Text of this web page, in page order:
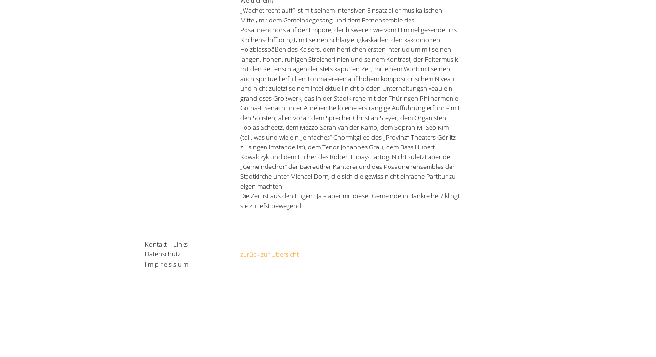
„Wachet recht auff“ ist mit seinem intensiven Einsatz aller musikalischen
Mittel, mit dem Gemeindegesang und dem Fernensemble des
Posaunenchors auf der Empore, der bisweilen wie vom Himmel gesendet ins
Kirchenschiff dringt, mit seinen Schlagzeugkaskaden, den kakophonen
Holzblasspäßen des Kaisers, dem herrlichen ersten Interludium mit seinen
langen, hohen, ruhigen Streicherlinien und seinem Kontrast, der Foltermusik
mit den Kettenschlägen der stets kaputten Zeit, mit einem Wort: mit seinen
auch spirituell erfüllten Tonmalereien auf hohem kompositorischem Niveau
und nicht zuletzt seinem intellektuell nicht blöden Unterhaltungsniveau ein
grandioses Großwerk, das in der Stadtkirche mit der Thüringen Philharmonie
Gotha-Eisenach unter Aurélien Bello eine erstrangige Aufführung erfuhr – mit
den Solisten, allen voran dem Sprecher Christian Steyer, dem Organisten
Tobias Scheetz, dem Mezzo Sarah van der Kamp, dem Sopran Mi-Seo Kim
(toll, was und wie ein „einfaches“ Chormitglied des „Provinz“-Theaters Görlitz
zu singen imstande ist), dem Tenor Johannes Grau, dem Bass Hubert
Kowalczyk und dem Luther des Robert Elibay-Hartog. Nicht zuletzt aber der
„Gemeindechor“ der Bayreuther Kantorei und des Posaunenensembles der
Stadtkirche unter Michael Dorn, die sich die gewiss nicht einfache Partitur zu
eigen machten.
Die Zeit ist aus den Fugen? Ja – aber mit dieser Gemeinde in Bankreihe 7 klingt
sie zutiefst bewegend.
zurück zur Übersicht
Kontakt | Links
Datenschutz
I m p r e s s u m